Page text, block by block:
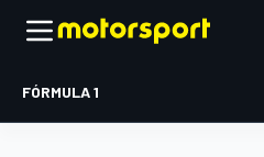
FÓRMULA 1